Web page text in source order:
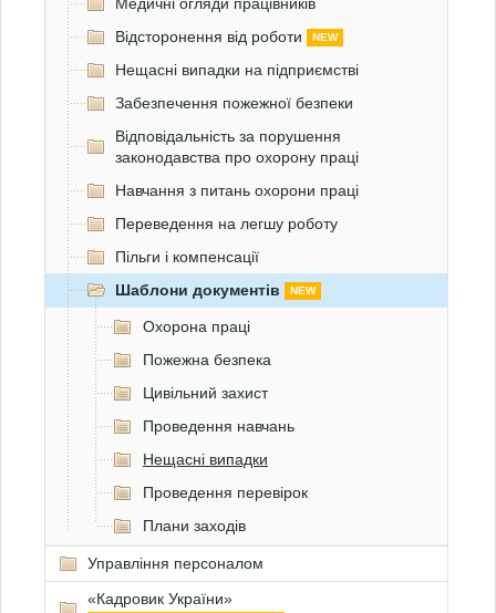
Відсторонення від роботи
NEW
Нещасні випадки на підприємстві
Забезпечення пожежної безпеки
Відповідальність за порушення
законодавства про охорону праці
Навчання з питань охорони праці
Переведення на легшу роботу
Пільги і компенсації
Шаблони документів
NEW
Охорона праці
Пожежна безпека
Цивільний захист
Проведення навчань
Нещасні випадки
Проведення перевірок
Плани заходів
Управління персоналом
«Кадровик України»